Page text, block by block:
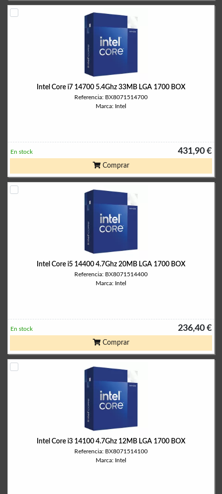
Intel Core i7 14700 5.4Ghz 33MB LGA 1700 BOX
Referencia: BX8071514700
Marca: Intel
431,90 €
En stock
Comprar
Intel Core i5 14400 4.7Ghz 20MB LGA 1700 BOX
Referencia: BX8071514400
Marca: Intel
236,40 €
En stock
Comprar
Intel Core i3 14100 4.7Ghz 12MB LGA 1700 BOX
Referencia: BX8071514100
Marca: Intel